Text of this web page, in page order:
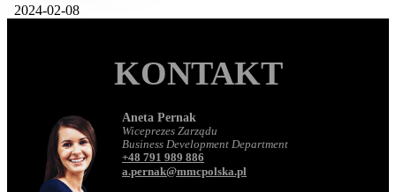
2024-02-08
KONTAKT
Aneta Pernak
Wiceprezes Zarządu
Business Development Department
+48 791 989 886
a.pernak@mmcpolska.pl